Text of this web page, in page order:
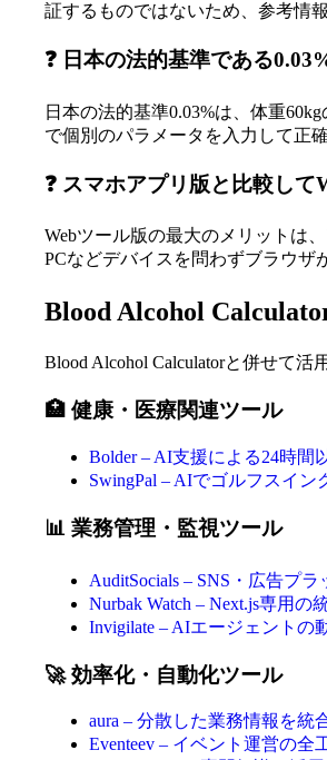
証するものではないため、参考情
❓ 日本の法的基準である
日本の法的基準0.03%は、体重
で個別のパラメータを入力して正
❓ スマホアプリ版と比較し
Webツール版の最大のメリットは
PCなどデバイスを問わずブラウザ
Blood Alcohol
Blood Alcohol Calculatorと併せて
🏥 健康・医療関連ツール
Bolder – AI支援による24時間
SwingPal – AIでゴルフスイ
📊 業務管理・監視ツール
AuditSocials – SNS・広告プ
Nurbak Watch – Next.js専用の
Invigilate – AIエージェントの
🚀 効率化・自動化ツール
aura – 分散した業務情報を統
Eventeev – イベント運営の